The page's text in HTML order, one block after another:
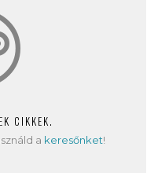
CIKKEK.
a keresőnket!